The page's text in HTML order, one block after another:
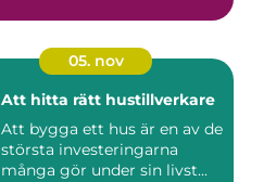
05. nov
Att hitta rätt hustillverkare
Att bygga ett hus är en av de
största investeringarna
många gör under sin livst...